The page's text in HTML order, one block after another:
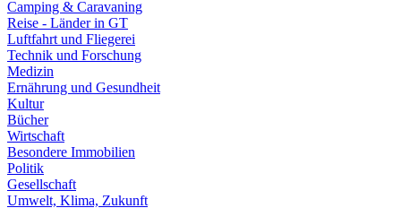
Camping & Caravaning
Reise - Länder in GT
Luftfahrt und Fliegerei
Technik und Forschung
Medizin
Ernährung und Gesundheit
Kultur
Bücher
Wirtschaft
Besondere Immobilien
Politik
Gesellschaft
Umwelt, Klima, Zukunft